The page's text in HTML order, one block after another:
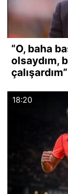
“O, baha
olsaydım,
çalışardım”
18:20